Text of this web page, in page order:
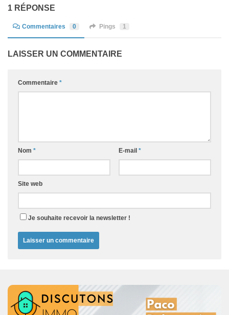
1 RÉPONSE
Commentaires 0 Pings 1
LAISSER UN COMMENTAIRE
Commentaire *
Nom * E-mail *
Site web
Je souhaite recevoir la newsletter !